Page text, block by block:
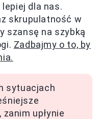
dla nas.
skrupulatność w
szansę na szybką
Zadbajmy o to, by
sytuacjach
upłynie